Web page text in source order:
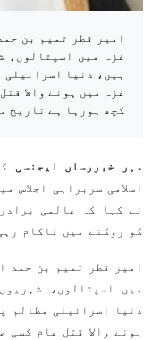
امیر قطر تمیم بن
غزہ میں اسپتالوں،
ہیں، دنیا اسرائیلی
غزہ میں ہونے والا
کچھ ہورہا ہے تاریخ
مہر خبررساں ایجنسی
اسلامی سربراہی اجلاس
نے کہا کہ عالمی
کو روکنے میں ناکام
امیر قطر تمیم بن حمد
میں اسپتالوں،
دنیا اسرائیلی مظالم
ہونے والا قتل عام